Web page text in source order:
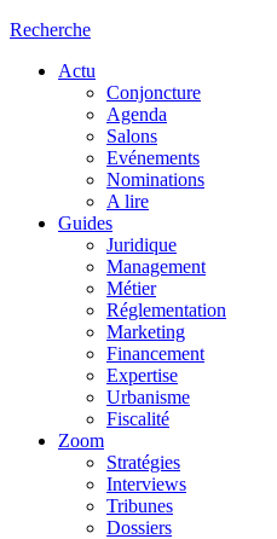
Recherche
Actu
Conjoncture
Agenda
Salons
Evénements
Nominations
A lire
Guides
Juridique
Management
Métier
Réglementation
Marketing
Financement
Expertise
Urbanisme
Fiscalité
Zoom
Stratégies
Interviews
Tribunes
Dossiers